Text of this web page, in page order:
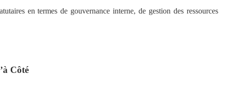
en termes de gouvernance interne, de gestion des ressources
Côté